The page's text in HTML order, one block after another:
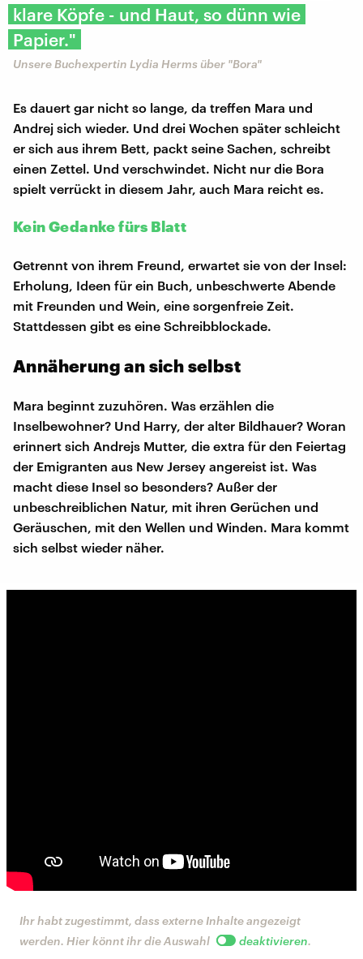
klare Köpfe - und Haut, so dünn wie
Papier."
Unsere Buchexpertin Lydia Herms über "Bora"
Es dauert gar nicht so lange, da treffen Mara und
Andrej sich wieder. Und drei Wochen später schleicht
er sich aus ihrem Bett, packt seine Sachen, schreibt
einen Zettel. Und verschwindet. Nicht nur die Bora
spielt verrückt in diesem Jahr, auch Mara reicht es.
Kein Gedanke fürs Blatt
Getrennt von ihrem Freund, erwartet sie von der Insel:
Erholung, Ideen für ein Buch, unbeschwerte Abende
mit Freunden und Wein, eine sorgenfreie Zeit.
Stattdessen gibt es eine Schreibblockade.
Annäherung an sich selbst
Mara beginnt zuzuhören. Was erzählen die
Inselbewohner? Und Harry, der alter Bildhauer? Woran
erinnert sich Andrejs Mutter, die extra für den Feiertag
der Emigranten aus New Jersey angereist ist. Was
macht diese Insel so besonders? Außer der
unbeschreiblichen Natur, mit ihren Gerüchen und
Geräuschen, mit den Wellen und Winden. Mara kommt
sich selbst wieder näher.
Ihr habt zugestimmt, dass externe Inhalte angezeigt
werden. Hier könnt ihr die Auswahl
deaktivieren.